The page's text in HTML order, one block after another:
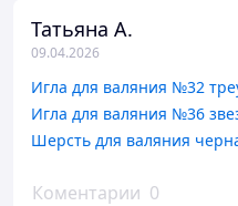
Татьяна А.
09.04.2026
Игла для валяния №32
Игла для валяния №36
Шерсть для валяния
Коментарии 0